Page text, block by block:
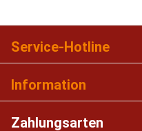
Service-Hotline
Information
Zahlungsarten